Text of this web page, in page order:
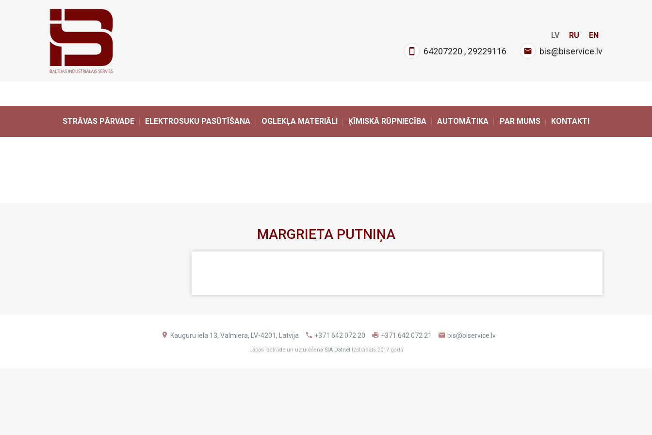
LV RU EN
64207220 , 29229116 bis@biservice.lv
STRĀVAS PĀRVADE ELEKTROSUKU PASŪTĪŠANA OGLEKĻA MATERIĀLI ĶĪMISKĀ RŪPNIECĪBA AUTOMĀTIKA PAR MUMS KONTAKTI
MARGRIETA PUTNIŅA
Kauguru iela 13, Valmiera, LV-4201, Latvija +371 642 072 20 +371 642 072 21 bis@biservice.lv
Lapas izstrāde un uzturēšana SIA DatnetIzstrādāts 2017.gadā